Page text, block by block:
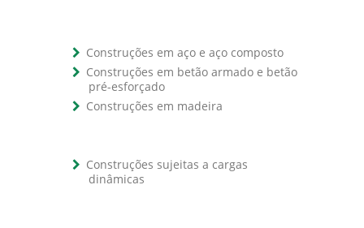
Construções em aço e aço composto
Construções em betão armado e betão
pré-esforçado
Construções em madeira
Construções sujeitas a cargas
dinâmicas